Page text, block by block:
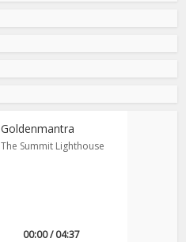
Goldenmantra
The Summit Lighthouse
00:00 / 04:37